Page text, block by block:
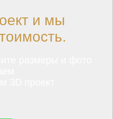
и мы